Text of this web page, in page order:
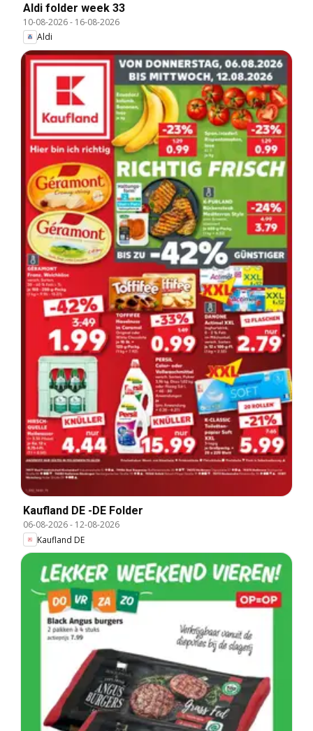
Aldi folder week 33
10-08-2026- 16-08-2026
Aldi
Kaufland DE -DE Folder
06-08-2026- 12-08-2026
Kaufland DE